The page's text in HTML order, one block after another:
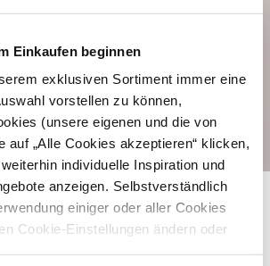
Einkaufen beginnen
exklusiven Sortiment immer eine
vorstellen zu können,
(unsere eigenen und die von
auf „Alle Cookies akzeptieren“ klicken,
individuelle Inspiration und
anzeigen. Selbstverständlich
einiger oder aller Cookies
Cookie-Einstellungen ändern oder
- HELMUT NS OLIV
ÄHNLICHE STYLES